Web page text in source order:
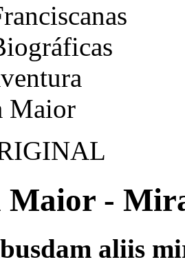
Maior
Maior -
aliis